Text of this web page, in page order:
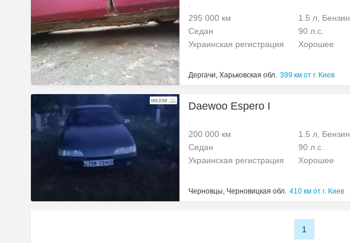
.
295 000 км 1.5 л, Бензин
Седан
90 л.с.
Украинская регистрация
Хорошее
Дергачи, Харьковская обл. 399 км от г. Киев
Daewoo Espero I
.
200 000 км 1.5 л, Бензин
Седан
90 л.с.
Украинская регистрация
Хорошее
Черновцы, Черновицкая обл. 410 км от г. Киев
1